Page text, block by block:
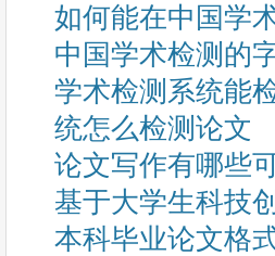
如何能在中国学
中国学术检测的
学术检测系统能
统怎么检测论文
论文写作有哪些
基于大学生科技
本科毕业论文格